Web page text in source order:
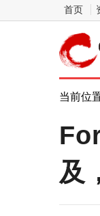
首页
当前位
及